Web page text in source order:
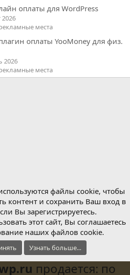
оплаты для WordPress
2026
места
оплаты YooMoney для физ.
2026
места
файлы cookie, чтобы
контент и сохранить Ваш вход в
Вы зарегистрируетесь.
этот сайт, Вы соглашаетесь
наших файлов cookie.
Узнать больше...
продается: по